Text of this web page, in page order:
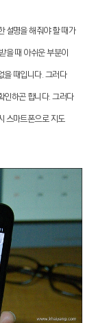
설명을 해줘야 할 때가
을 때 아쉬운 부분이
을 때입니다. 그러다
인하곤 합니다. 그러다
스마트폰으로 지도